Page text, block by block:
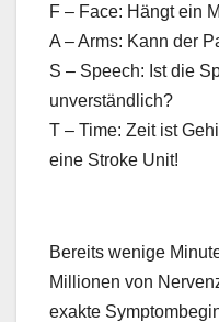
F – Face: Hängt ein
A – Arms: Kann der
S – Speech: Ist die
unverständlich?
T – Time: Zeit ist
eine Stroke Unit!
Bereits wenige
Millionen von
exakte